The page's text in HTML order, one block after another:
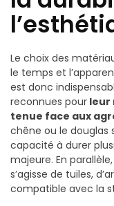
Le choix des
le temps et
est donc
reconnues pour leur
tenue face aux
chêne ou le douglas
capacité à durer
majeure. En
s’agisse de tuiles,
compatible avec la